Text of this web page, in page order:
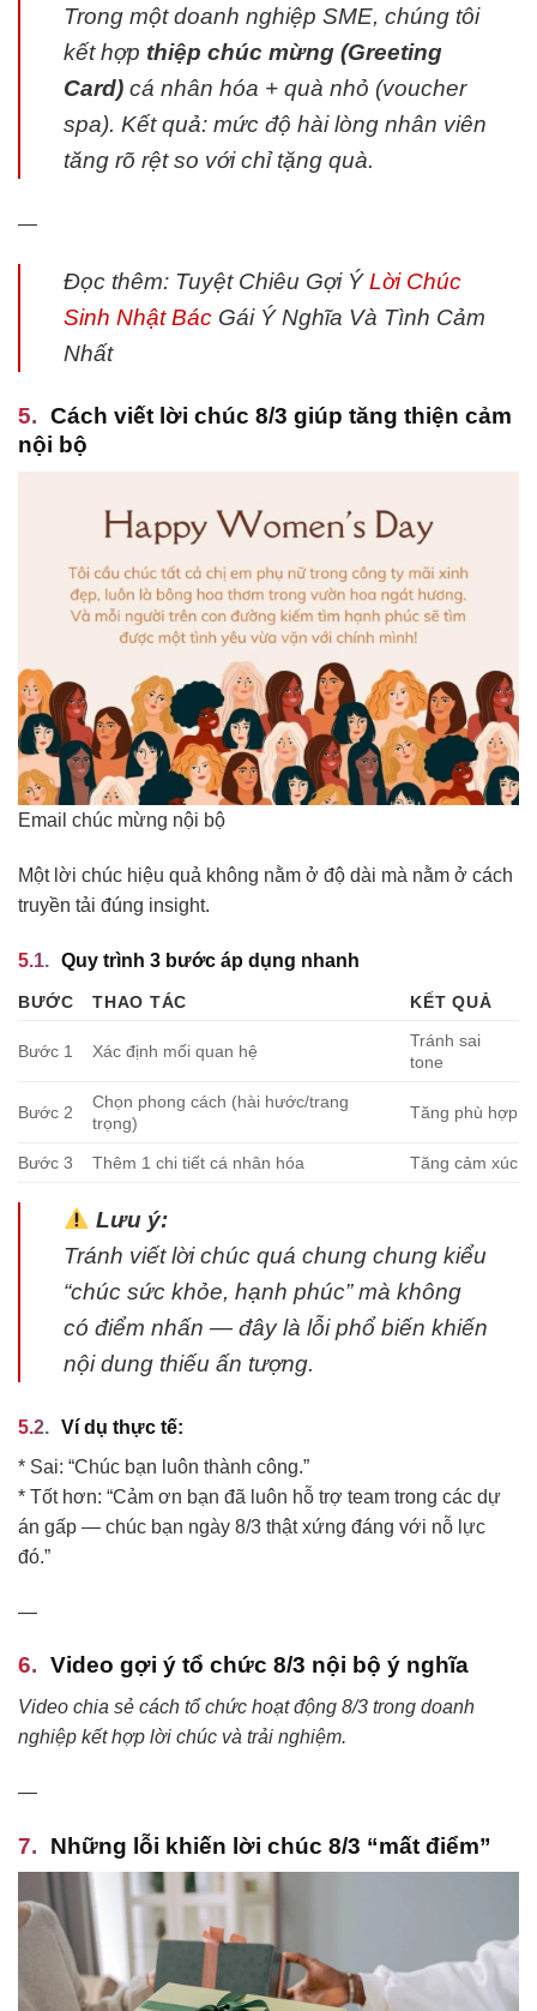
Trong một doanh nghiệp SME, chúng tôi
kết hợp thiệp chúc mừng (Greeting
Card) cá nhân hóa + quà nhỏ (voucher
spa). Kết quả: mức độ hài lòng nhân viên
tăng rõ rệt so với chỉ tặng quà.
—
Đọc thêm: Tuyệt Chiêu Gợi ÝLời Chúc
Sinh Nhật Bác Gái Ý Nghĩa Và Tình Cảm
Nhất
Cách viết lời chúc 8/3 giúp tăng thiện cảm
nội bộ
Email chúc mừng nội bộ
Một lời chúc hiệu quả không nằm ở độ dài mà nằm ở cách
truyền tải đúng insight.
Quy trình 3 bước áp dụng nhanh
BƯỚC THAO TÁC KẾT QUẢ
Bước 1 Xác định mối quan hệ
Tránh sai
tone
Bước 2
Chọn phong cách (hài hước/trang
trọng)
Tăng phù hợp
Bước 3 Thêm 1 chi tiết cá nhân hóa Tăng cảm xúc
Lưu ý:
Tránh viết lời chúc quá chung chung kiểu
“chúc sức khỏe, hạnh phúc” mà không
có điểm nhấn — đây là lỗi phổ biến khiến
nội dung thiếu ấn tượng.
Ví dụ thực tế:
* Sai: “Chúc bạn luôn thành công.”
* Tốt hơn: “Cảm ơn bạn đã luôn hỗ trợ team trong các dự
án gấp — chúc bạn ngày 8/3 thật xứng đáng với nỗ lực
đó.”
—
Video gợi ý tổ chức 8/3 nội bộ ý nghĩa
Video chia sẻ cách tổ chức hoạt động 8/3 trong doanh
nghiệp kết hợp lời chúc và trải nghiệm.
—
Những lỗi khiến lời chúc 8/3 “mất điểm”